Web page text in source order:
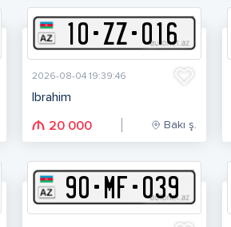
10-ZZ-016
2026-08-04 19:39:46
Ibrahim
20 000 Bakı ş.
90-MF-039